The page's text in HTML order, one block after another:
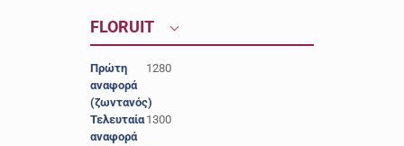
FLORUIT
Πρώτη
αναφορά
(ζωντανός)
1280
Τελευταία
αναφορά
1300